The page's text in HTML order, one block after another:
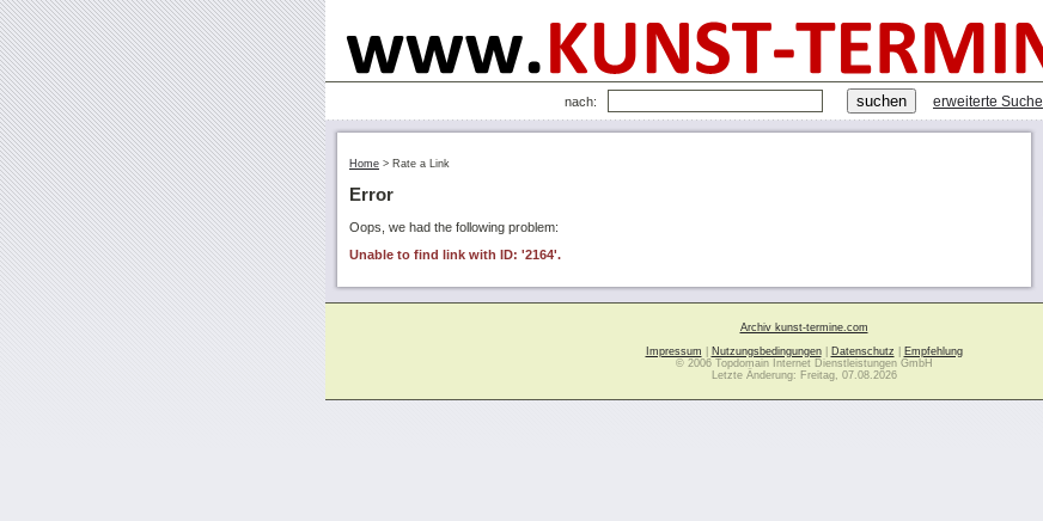
nach: erweiterte Suche
Home > Rate a Link
Error
Oops, we had the following problem:
Unable to find link with ID: '2164'.
Archiv kunst-termine.com
Impressum
Nutzungsbedingungen| Datenschutz
Empfehlung
© 2006 Topdomain Internet Dienstleistungen GmbH
Letzte Änderung: Freitag, 07.08.2026